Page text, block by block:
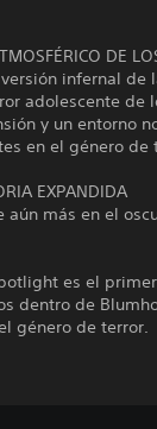
DE
infernal de
adolescente de
y un entorno
en el género de
EXPANDIDA
aún más en el
es el
dentro de
género de terror.